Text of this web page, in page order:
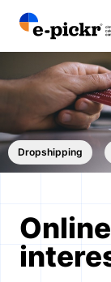
Dropshipping